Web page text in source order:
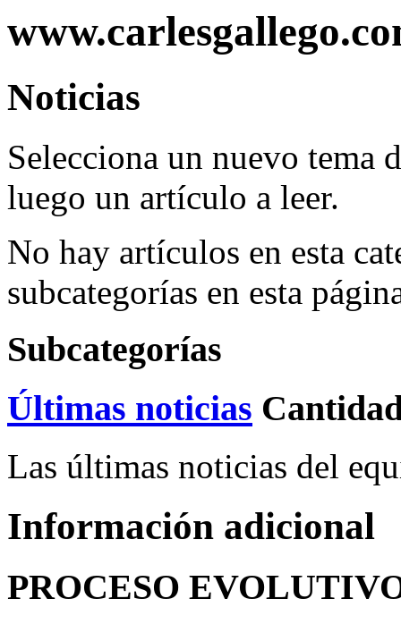
Noticias
Selecciona un nuevo tema
luego un artículo a leer.
No hay artículos en esta
subcategorías en esta
Subcategorías
Últimas noticias
Las últimas noticias del
Información adicional
PROCESO